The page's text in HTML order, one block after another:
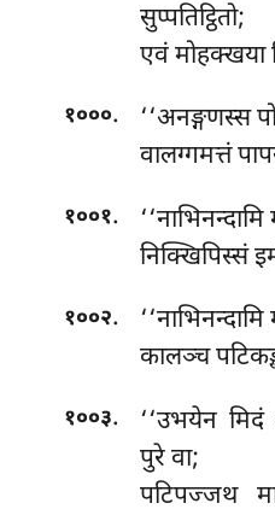
सुप्पतिट्ठितो;
एवं मोहक्खया
१०००.
‘‘अनङ्गणस्स
वालग्गमत्तं
१००१. ‘‘नाभिनन्दामि
निक्खिपिस्सं
१००२.
कालञ्च
१००३.
‘‘उभयेन
पुरे वा;
पटिपज्जथ